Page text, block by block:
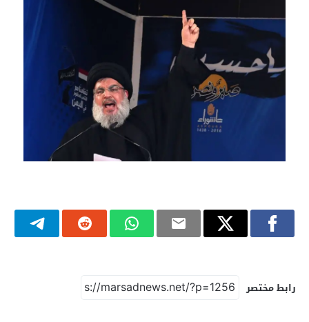
رابط مختصر